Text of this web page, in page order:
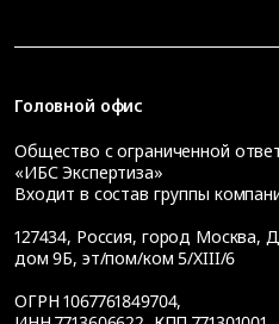
Головной офис
Общество с ограниченной
«ИБС Экспертиза»
Входит в состав группы
127434, Россия, город Москва,
дом 9Б, эт/пом/ком 5/XIII/6
ОГРН 1067761849704,